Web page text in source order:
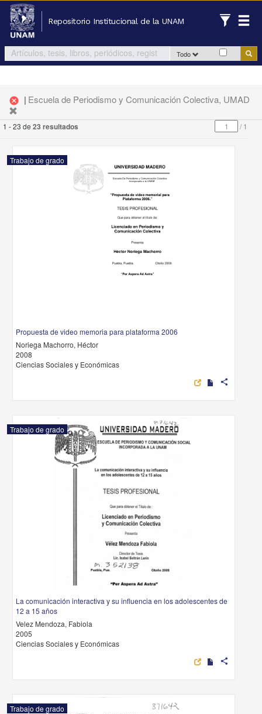
Repositorio Institucional de la UNAM
Todo
cancel | Escuela de Periodismo y Comunicación Colectiva, UMAD
1 - 23 de 23 resultados /1
Trabajo de grado
Propuesta de video memoria para plataforma 2006
Noriega Machorro, Héctor
2008
Ciencias Sociales y Económicas
share
Trabajo de grado
La comunicación interactiva y su influencia en los adolescentes de
12 a 15 años
Velez Mendoza, Fabiola
2005
Ciencias Sociales y Económicas
share
Trabajo de grado